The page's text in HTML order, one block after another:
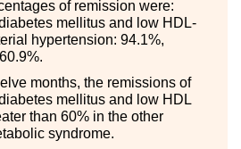
of remission were:
mellitus and low HDL-
hypertension: 94.1%,
months, the remissions of
mellitus and low HDL
than 60% in the other
syndrome.